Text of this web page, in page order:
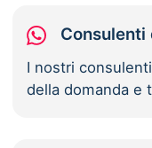
I nostri
della domanda e